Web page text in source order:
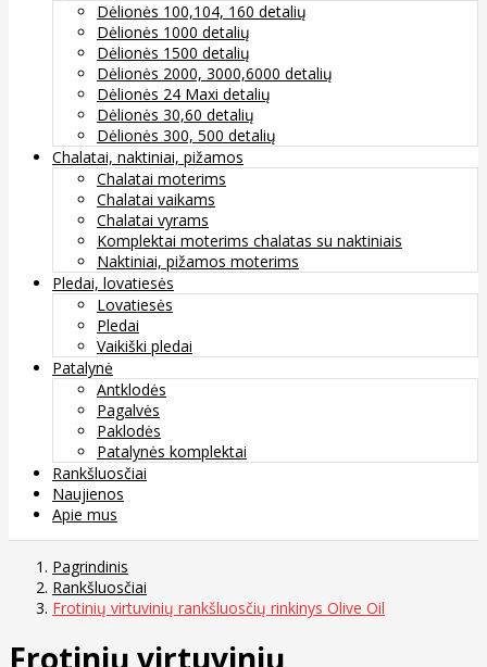
Dėlionės 100,104, 160 detalių
Dėlionės 1000 detalių
Dėlionės 1500 detalių
Dėlionės 2000, 3000,6000 detalių
Dėlionės 24 Maxi detalių
Dėlionės 30,60 detalių
Dėlionės 300, 500 detalių
Chalatai, naktiniai, pižamos
Chalatai moterims
Chalatai vaikams
Chalatai vyrams
Komplektai moterims chalatas su naktiniais
Naktiniai, pižamos moterims
Pledai, lovatiesės
Lovatiesės
Pledai
Vaikiški pledai
Patalynė
Antklodės
Pagalvės
Paklodės
Patalynės komplektai
Rankšluosčiai
Naujienos
Apie mus
Pagrindinis
Rankšluosčiai
Frotinių virtuvinių rankšluosčių rinkinys Olive Oil